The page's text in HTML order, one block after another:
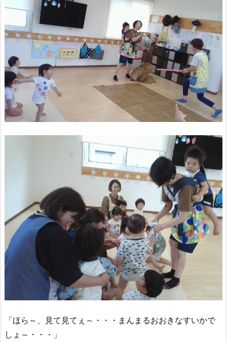
「ほら～、見て見てぇ～・・・まんまるおおきなすいかで
しょ～・・・」